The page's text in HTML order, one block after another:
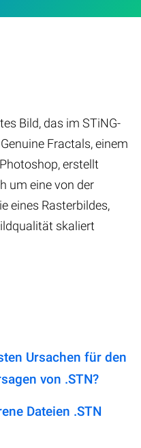
Bild, das im STiNG-
Fractals, einem
erstellt
um eine von der
eines Rasterbildes,
skaliert
Ursachen für den
von .STN?
Dateien .STN